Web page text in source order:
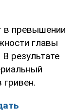
в превышении
главы
результате